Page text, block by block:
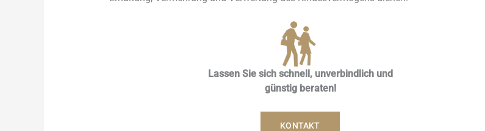
Lassen Sie sich schnell, unverbindlich und
günstig beraten!
KONTAKT